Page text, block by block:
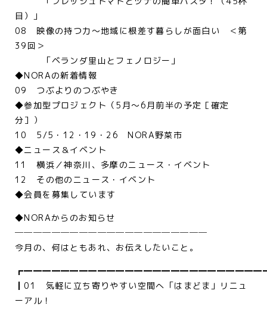
目）」
08 映像の持つ力～地域に根差す暮らしが面白い ＜第
39回＞
「ベランダ里山とフェノロジー」
◆NORAの新着情報
09 つぶよりのつぶやき
◆参加型プロジェクト（5月～6月前半の予定［確定
分］）
10 5/5・12・19・26 NORA野菜市
◆ニュース＆イベント
11 横浜／神奈川、多摩のニュース・イベント
12 その他のニュース・イベント
◆会員を募集しています
◆NORAからのお知らせ
─────────────────────
今月の、何はともあれ、お伝えしたいこと。
┃01 気軽に立ち寄りやすい空間へ「はまどま」リニュ
ーアル！